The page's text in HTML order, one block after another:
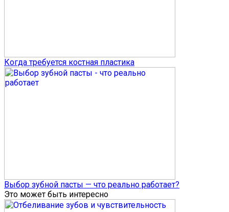
Когда требуется костная пластика
Выбор зубной пасты — что реально работает?
Это может быть интересно